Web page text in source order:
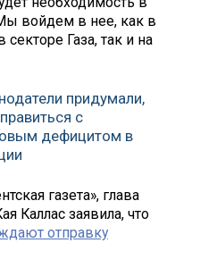
войдем в нее, как в
Газа, так и на
придумали,
с
дефицитом в
газета», глава
Каллас заявила, что
отправку